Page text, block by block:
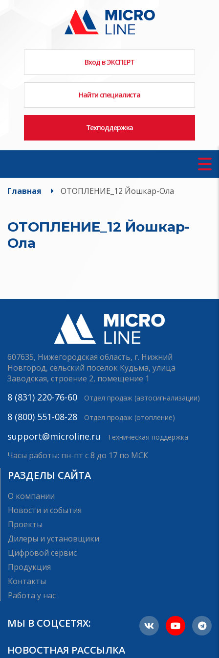
Вход в ЭКСПЕРТ
Найти специалиста
Техподдержка
Главная ОТОПЛЕНИЕ_12 Йошкар-Ола
ОТОПЛЕНИЕ_12 Йошкар-
Ола
607635, Нижегородская область, г. Нижний
Новгород, сельский поселок Кудьма, улица
Заводская, строение 2, помещение 1
8 (831) 220-76-60 Отдел продаж (автосигнализации)
8 (800) 551-08-28 Отдел продаж (отопление)
support@microline.ru Техническая поддержка
Часы работы: пн-пт с 8 до 17 по МСК
РАЗДЕЛЫ САЙТА
О компании
Новости и события
Проекты
Дилеры и установщики
Цифровой сервис
Продукция
Контакты
Работа у нас
МЫ В СОЦСЕТЯХ:
НОВОСТНАЯ РАССЫЛКА